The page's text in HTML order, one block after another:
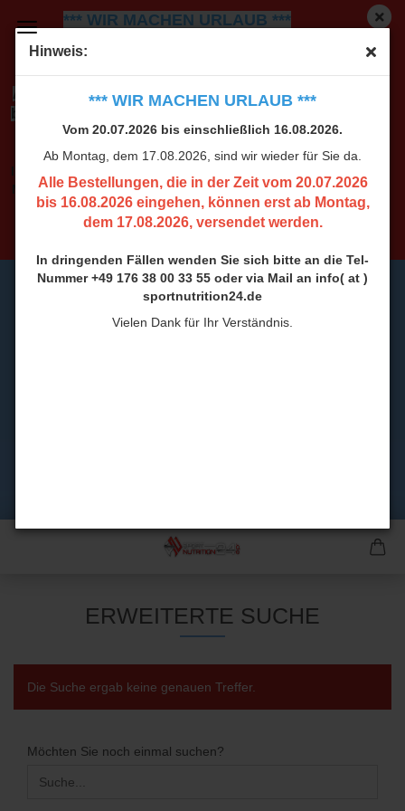
Hinweis:
*** WIR MACHEN URLAUB ***
Vom 20.07.2026 bis einschließlich 16.08.2026.
Ab Montag, dem 17.08.2026, sind wir wieder für Sie da.
Alle Bestellungen, die in der Zeit vom 20.07.2026
bis 16.08.2026 eingehen, können erst ab Montag,
dem 17.08.2026, versendet werden.
In dringenden Fällen wenden Sie sich bitte an die Tel-
Nummer +49 176 38 00 33 55 oder via Mail an info( at )
sportnutrition24.de
Vielen Dank für Ihr Verständnis.
*** WIR MACHEN URLAUB ***
Vom 20.07.2026 bis einschließlich 16.08.2026.
Alle Bestellungen, die in der Zeit vom 20.07.2026
dem 17.08.2026, versendet werden.
In dringenden Fällen wenden Sie sich bitte an die Tel-
Nummer +49 176 38 00 33 55 oder via Mail an info( at )
sportnutrition24.de
Vielen Dank für Ihr Verständnis.
ERWEITERTE SUCHE
Die Suche ergab keine genauen Treffer.
MÖCHTEN
NOCH
Möchten Sie noch einmal suchen?